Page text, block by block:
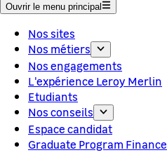
Ouvrir le menu principal
Nos sites
Nos métiers
Nos engagements
L'expérience Leroy Merlin
Etudiants
Nos conseils
Espace candidat
Graduate Program Finance